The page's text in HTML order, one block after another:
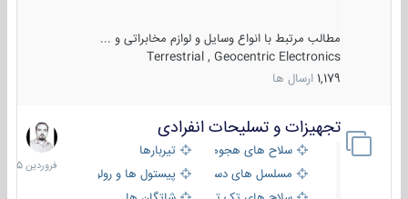
مطالب مرتبط با انواع وسایل و لوازم مخابراتی و ...
Terrestrial , Geocentric Electronics
1,179 ارسال ها
تجهیزات و تسلیحات انفرادی
سلاح های هجومی
تیربارها
مسلسل های دستی
پیستول ها و رولورها
17
فروردین
1405